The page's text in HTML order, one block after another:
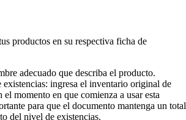
productos en su respectiva ficha de
adecuado que describa el producto.
ingresa el inventario original de
el momento en que comienza a usar esta
para que el documento mantenga un total
del nivel de existencias.